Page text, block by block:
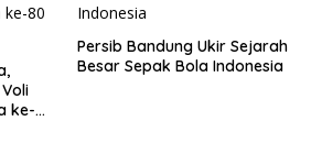
ke-
Persib Bandung Ukir Sejarah
Besar Sepak Bola Indonesia